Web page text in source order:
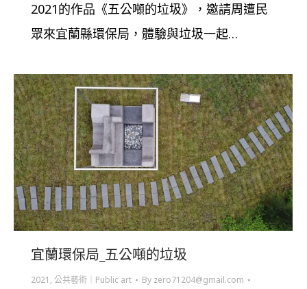
2021的作品《五公噸的垃圾》，邀請周遭民
眾來宜蘭縣環保局，體驗與垃圾一起…
宜蘭環保局_五公噸的垃圾
2021 , 公共藝術｜Public art By zero71204@gmail.com